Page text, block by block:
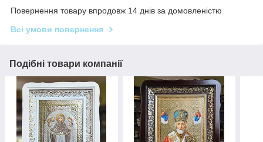
Повернення товару впродовж 14 днів за домовленістю
Всі умови повернення
Подібні товари компанії